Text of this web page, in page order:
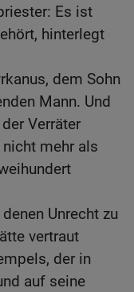
Es ist
hinterlegt
dem Sohn
Mann. Und
Verräter
mehr als
Unrecht zu
vertraut
der in
auf seine